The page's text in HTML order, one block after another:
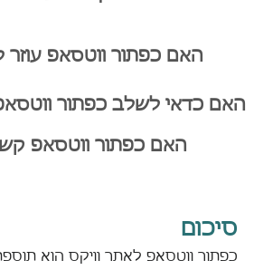
האם כפתור ווטסאפ עוזר
האם כדאי לשלב כפתור
האם כפתור ווטסאפ
סיכום
כפתור ווטסאפ לאתר וויקס הוא